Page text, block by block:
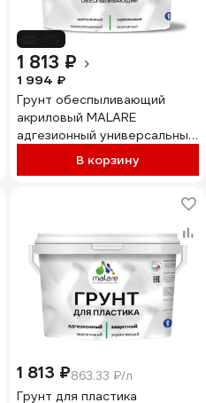
1 813 ₽
1 994 ₽
Грунт обеспыливающий
акриловый MALARE
адгезионный универсальный,
без запаха быстросохнущий,
белый, 2 кг 4610362814861
В корзину
1 813 ₽863.33 ₽/л
Грунт для пластика